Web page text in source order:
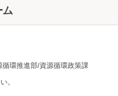
ム
環推進部/資源循環政策課
。